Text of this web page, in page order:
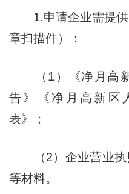
1.申请企业需提供
章扫描件）：
（1）《净月高新
告》《净月高新区
表》；
（2）企业营业执
等材料。